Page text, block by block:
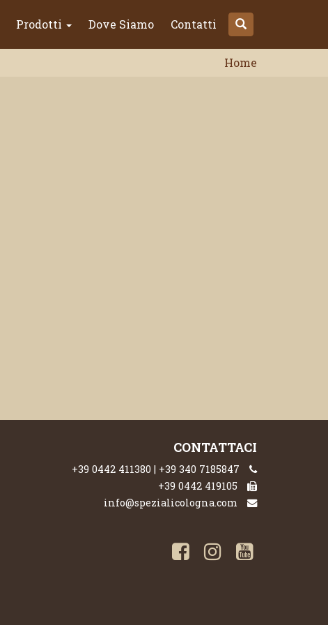
Prodotti Dove Siamo Contatti
Home
CONTATTACI
+39 0442 411380 | +39 340 7185847
+39 0442 419105
info@spezialicologna.com